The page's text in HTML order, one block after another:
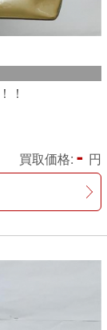
！
買取価格: - 円